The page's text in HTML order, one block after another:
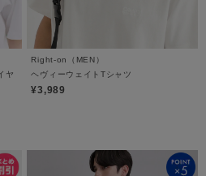
ヤ
Right-on（MEN）
ヘヴィーウェイトTシャツ
¥3,989